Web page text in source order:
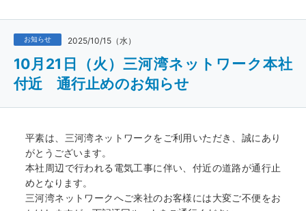
お知らせ 2025/10/15（水）
10月21日（火）三河湾ネットワーク本社
付近 通行止めのお知らせ
平素は、三河湾ネットワークをご利用いただき、誠にあり
がとうございます。
本社周辺で行われる電気工事に伴い、付近の道路が通行止
めとなります。
三河湾ネットワークへご来社のお客様には大変ご不便をお